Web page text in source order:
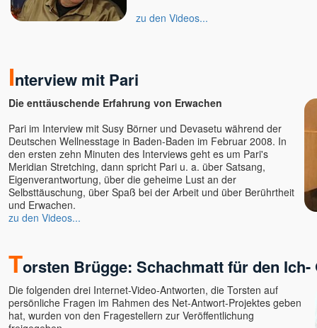
zu den Videos...
Interview mit Pari
Die enttäuschende Erfahrung von Erwachen
Pari im Interview mit Susy Börner und Devasetu während der
Deutschen Wellnesstage in Baden-Baden im Februar 2008. In
den ersten zehn Minuten des Interviews geht es um Pari's
Meridian Stretching, dann spricht Pari u. a. über Satsang,
Eigenverantwortung, über die geheime Lust an der
Selbsttäuschung, über Spaß bei der Arbeit und über Berührtheit
und Erwachen.
zu den Videos...
Torsten Brügge: Schachmatt für den Ich-
Die folgenden drei Internet-Video-Antworten, die Torsten auf
persönliche Fragen im Rahmen des Net-Antwort-Projektes geben
hat, wurden von den Fragestellern zur Veröffentlichung